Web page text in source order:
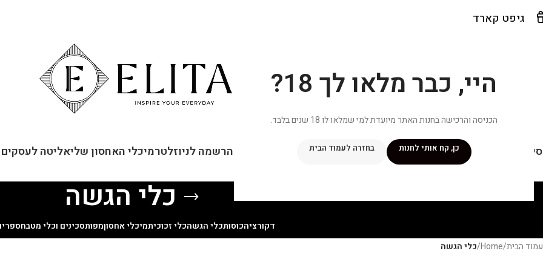
היי, כבר מלאו לך 18?
הכניסה והרכישה בחנות האתר מיועדת למי שמלאו לו 18 שנים בלבד.
כן, קח אותי לחנות בחזרה לעמוד הבית
גיפט קארד
שלי מתכוניםמנוי ״אליטה פלוס״חנותפרסומים במדיה הרשמה לניוזלטרמיכלי האחסון שליאליטה לעסקים
כלי הגשה
דקורציהכוסותכלי הגשהכלי זכוכיתמיכלי אחסוןמפותסכינים וכלי מטבח
עמוד הבית/
Home
/כלי הגשה